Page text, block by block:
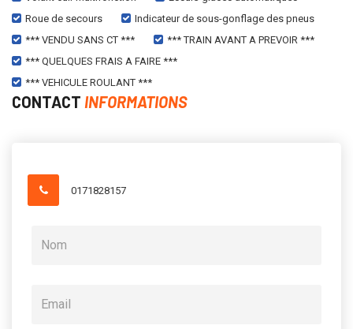
Roue de secours
Indicateur de sous-gonflage des pneus
*** VENDU SANS CT ***
*** TRAIN AVANT A PREVOIR ***
*** QUELQUES FRAIS A FAIRE ***
*** VEHICULE ROULANT ***
CONTACT INFORMATIONS
0171828157